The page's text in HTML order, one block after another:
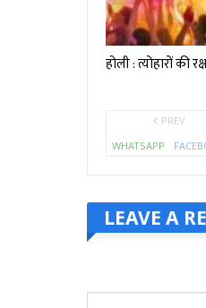
होली : त्योहारों की
PREV
WHATSAPP
LEAVE A